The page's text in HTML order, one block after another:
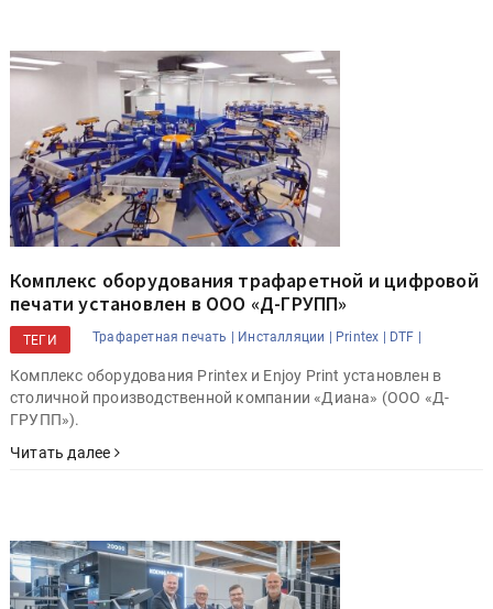
Комплекс оборудования трафаретной и цифровой
печати установлен в ООО «Д-ГРУПП»
ТЕГИ Трафаретная печать | Инсталляции | Printex | DTF |
Комплекс оборудования Printex и Enjoy Print установлен в
столичной производственной компании «Диана» (ООО «Д-
ГРУПП»).
Читать далее